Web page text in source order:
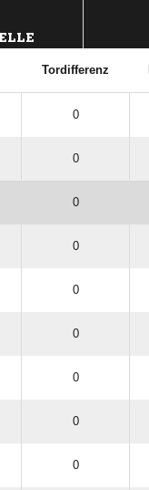
Tordifferenz
0
0
0
0
0
0
0
0
0